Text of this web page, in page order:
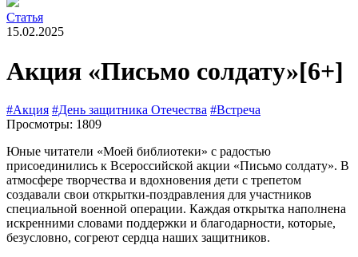
Статья
15.02.2025
Акция «Письмо солдату»[6+]
#Акция #День защитника Отечества #Встреча
Просмотры: 1809
Юные читатели «Моей библиотеки» с радостью
присоединились к Всероссийской акции «Письмо солдату». В
атмосфере творчества и вдохновения дети с трепетом
создавали свои открытки-поздравления для участников
специальной военной операции. Каждая открытка наполнена
искренними словами поддержки и благодарности, которые,
безусловно, согреют сердца наших защитников.